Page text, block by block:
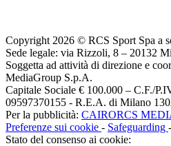
Copyright 2026 © RCS Sport Spa a
Sede legale: via Rizzoli, 8 – 20132
Soggetta ad attività di direzione e
MediaGroup S.p.A.
Capitale Sociale € 100.000 – C.F./
09597370155 - R.E.A. di Milano
Per la pubblicità: CAIRORCS
Preferenze sui cookie - Safeguarding -
Stato del consenso ai cookie: